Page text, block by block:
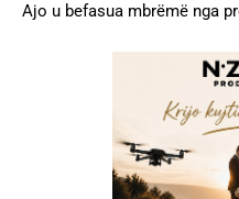
Ajo u befasua mbrëmë nga